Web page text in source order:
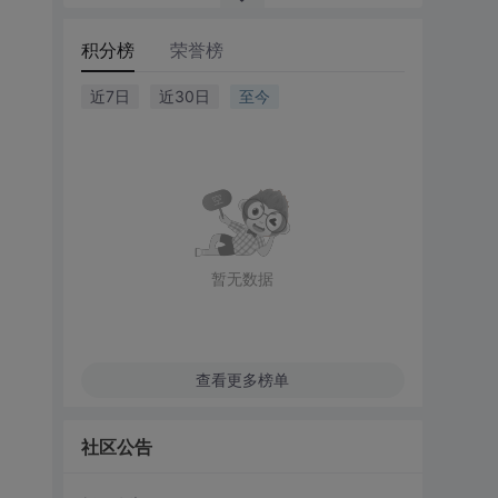
积分榜 荣誉榜
近7日 近30日 至今
暂无数据
查看更多榜单
社区公告